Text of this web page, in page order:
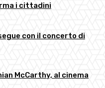
i cittadini
con il concerto di
McCarthy, al cinema